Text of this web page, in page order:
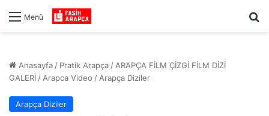
Menü
Anasayfa / Pratik Arapça / ARAPÇA FİLM ÇİZGİ FİLM DİZİ
GALERİ / Arapca Video / Arapça Diziler
Arapça Diziler